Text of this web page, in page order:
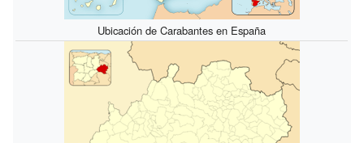
Ubicación de Carabantes en España